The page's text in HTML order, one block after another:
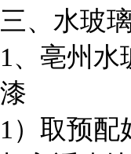
三、水玻
1、亳州水
漆
1 ）取预配